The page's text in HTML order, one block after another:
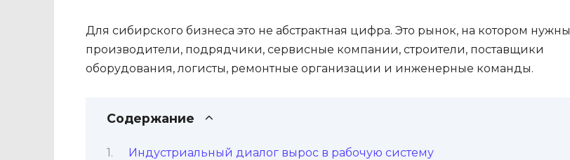
Для сибирского бизнеса это не абстрактная цифра. Это рынок, на котором нужны
производители, подрядчики, сервисные компании, строители, поставщики
оборудования, логисты, ремонтные организации и инженерные команды.
Содержание
Индустриальный диалог вырос в рабочую систему